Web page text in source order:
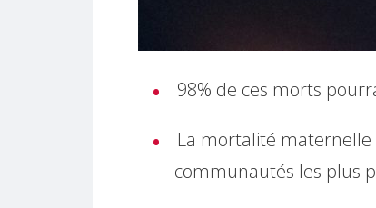
98% de ces morts
La mortalité
communautés les plus